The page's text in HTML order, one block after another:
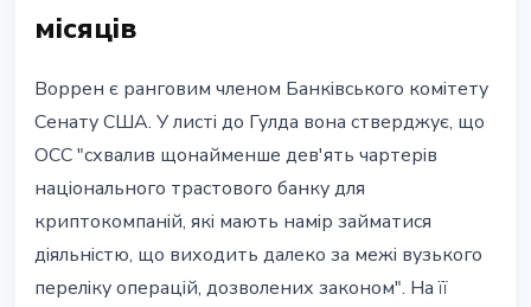
місяців
Воррен є ранговим членом Банківського комітету
Сенату США. У листі до Гулда вона стверджує, що
OCC "схвалив щонайменше дев'ять чартерів
національного трастового банку для
криптокомпаній, які мають намір займатися
діяльністю, що виходить далеко за межі вузького
переліку операцій, дозволених законом". На її